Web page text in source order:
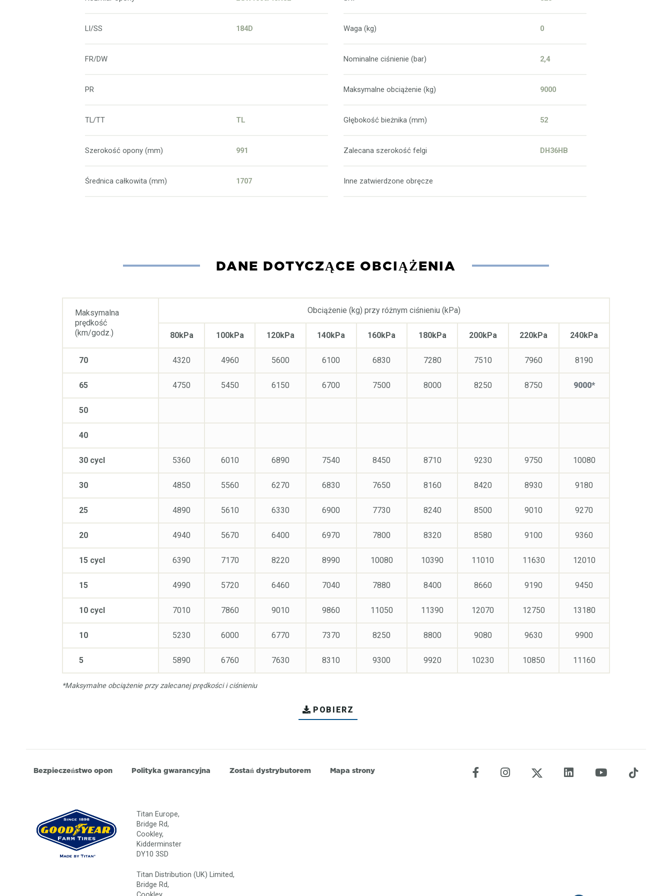
LI/SS 184D
FR/DW
PR
TL/TT TL
Szerokość opony (mm) 991
Średnica całkowita (mm) 1707
Waga (kg) 0
Nominalne ciśnienie (bar) 2,4
Maksymalne obciążenie (kg) 9000
Głębokość bieżnika (mm) 52
Zalecana szerokość felgi DH36HB
Inne zatwierdzone obręcze
DANE DOTYCZĄCE OBCIĄŻENIA
Maksymalna
prędkość
(km/godz.)
70
65
50
40
30 cycl
30
25
20
15 cycl
15
10 cycl
10
5
Obciążenie (kg) przy różnym ciśnieniu (kPa)
80kPa
4320
4750
5360
4850
4890
4940
6390
4990
7010
5230
5890
100kPa
4960
5450
6010
5560
5610
5670
7170
5720
7860
6000
6760
120kPa
5600
6150
6890
6270
6330
6400
8220
6460
9010
6770
7630
140kPa
6100
6700
7540
6830
6900
6970
8990
7040
9860
7370
8310
160kPa
6830
7500
8450
7650
7730
7800
10080
7880
11050
8250
9300
180kPa
7280
8000
8710
8160
8240
8320
10390
8400
11390
8800
9920
200kPa
7510
8250
9230
8420
8500
8580
11010
8660
12070
9080
10230
220kPa
7960
8750
9750
8930
9010
9100
11630
9190
12750
9630
10850
240kPa
8190
9000*
10080
9180
9270
9360
12010
9450
13180
9900
11160
*Maksymalne obciążenie przy zalecanej prędkości i ciśnieniu
POBIERZ
Bezpieczeństwo opon Polityka gwarancyjna Zostań dystrybutorem Mapa strony
Titan Europe,
Bridge Rd,
Cookley,
Kidderminster
DY10 3SD
Titan Distribution (UK) Limited,
Bridge Rd,